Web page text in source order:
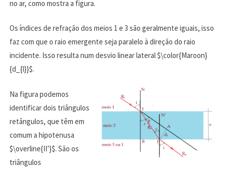
no ar, como mostra a figura.
Os índices de refração dos meios 1 e 3 são geralmente iguais, isso
faz com que o raio emergente seja paralelo à direção do raio
incidente. Isso resulta num desvio linear lateral $\color{Maroon}
{d_{l}}$.
Na figura podemos
identificar dois triângulos
retângulos, que têm em
comum a hipotenusa
$\overline{II’}$. São os
triângulos